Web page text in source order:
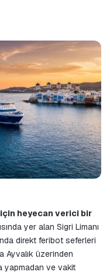
heyecan verici bir
yer alan Sigri Limanı
direkt feribot seferleri
Ayvalık üzerinden
yapmadan ve vakit